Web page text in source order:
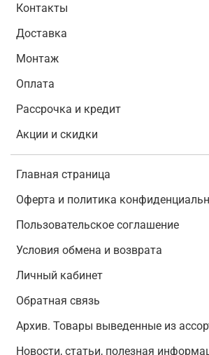
Контакты
Доставка
Монтаж
Оплата
Рассрочка и кредит
Акции и скидки
Главная страница
Оферта и политика
Пользовательское соглашение
Условия обмена и возврата
Личный кабинет
Обратная связь
Архив. Товары выведенные из
Новости, статьи, полезная